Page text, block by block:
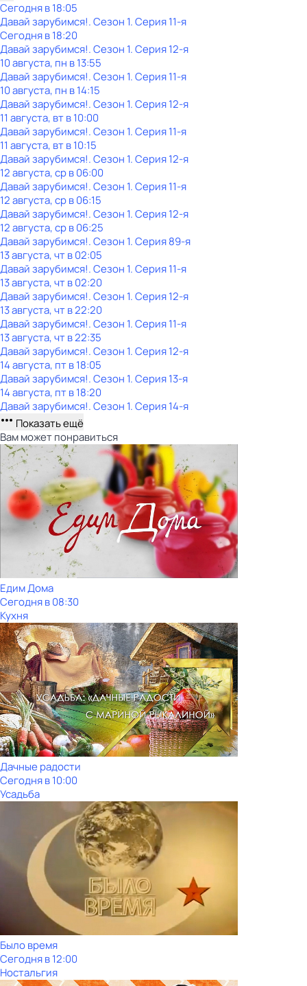
Сегодня в 18:05
Давай зарубимся!. Сезон 1. Серия 11-я
Сегодня в 18:20
Давай зарубимся!. Сезон 1. Серия 12-я
10 августа, пн в 13:55
Давай зарубимся!. Сезон 1. Серия 11-я
10 августа, пн в 14:15
Давай зарубимся!. Сезон 1. Серия 12-я
11 августа, вт в 10:00
Давай зарубимся!. Сезон 1. Серия 11-я
11 августа, вт в 10:15
Давай зарубимся!. Сезон 1. Серия 12-я
12 августа, ср в 06:00
Давай зарубимся!. Сезон 1. Серия 11-я
12 августа, ср в 06:15
Давай зарубимся!. Сезон 1. Серия 12-я
12 августа, ср в 06:25
Давай зарубимся!. Сезон 1. Серия 89-я
13 августа, чт в 02:05
Давай зарубимся!. Сезон 1. Серия 11-я
13 августа, чт в 02:20
Давай зарубимся!. Сезон 1. Серия 12-я
13 августа, чт в 22:20
Давай зарубимся!. Сезон 1. Серия 11-я
13 августа, чт в 22:35
Давай зарубимся!. Сезон 1. Серия 12-я
14 августа, пт в 18:05
Давай зарубимся!. Сезон 1. Серия 13-я
14 августа, пт в 18:20
Давай зарубимся!. Сезон 1. Серия 14-я
Показать ещё
Вам может понравиться
Едим Дома
Сегодня в 08:30
Кухня
Дачные радости
Сегодня в 10:00
Усадьба
Было время
Сегодня в 12:00
Ностальгия